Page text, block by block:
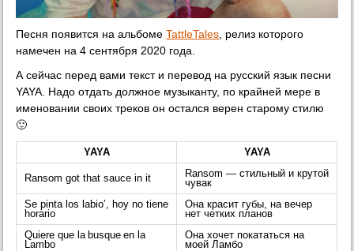
Песня появится на альбомеTattleTales , релиз которого
намечен на 4 сентября 2020 года.
А сейчас перед вами текст и перевод на русский язык песни
YAYA. Надо отдать должное музыканту, по крайней мере в
именовании своих треков он остался верен старому стилю
🙂
YAYA YAYA
Ransom got that sauce in it
Ransom — стильный и крутой
чувак
Se pinta los labio’, hoy no tiene
horario
Она красит губы, на вечер
нет четких планов
Quiere que la busque en la
Lambo
Она хочет покататься на
моей Ламбо